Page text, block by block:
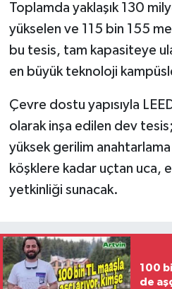
Toplamda yaklaşık 130
yükselen ve 115 bin 155
bu tesis, tam kapasiteye
en büyük teknoloji
Çevre dostu yapısıyla
olarak inşa edilen dev
yüksek gerilim
köşklere kadar uçtan uca,
yetkinliği sunacak.
100
de